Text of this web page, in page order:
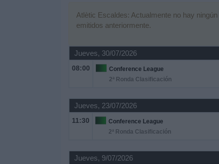
Atlètic Escaldes: Actualmente no hay
emitidos anteriormente.
Jueves, 30/07/2026
08:00
Conference League
2ª Ronda Clasificación
Jueves, 23/07/2026
11:30
Conference League
2ª Ronda Clasificación
Jueves, 9/07/2026